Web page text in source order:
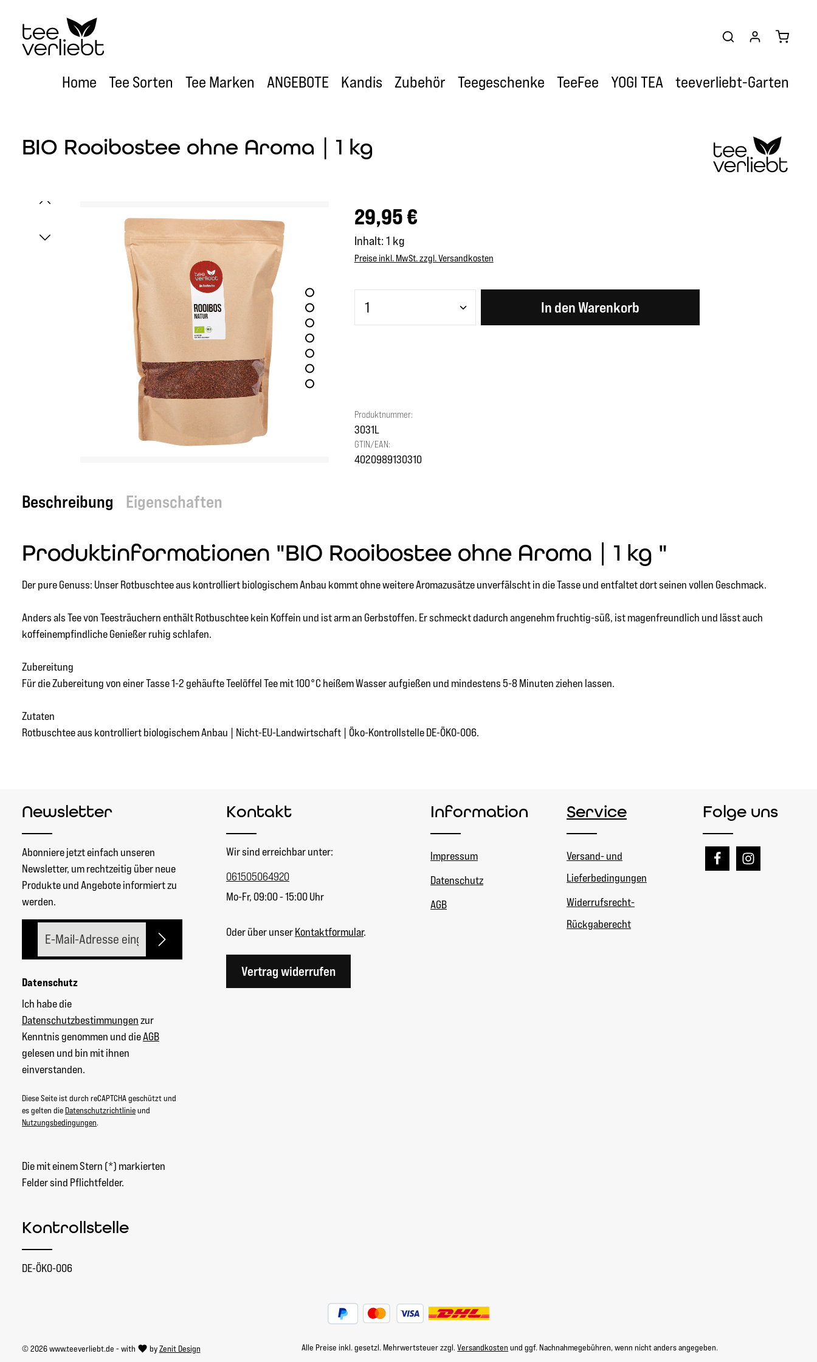
Hauptinhalt springen
Zur Hauptnavigation springen
Home Tee Sorten Tee Marken ANGEBOTE Kandis Zubehör Teegeschenke TeeFee YOGI TEA teeverliebt-Garten
BIO Rooibostee ohne Aroma | 1 kg
Regulärer Preis:
29,95 €
Inhalt: 1 kg
Preise inkl. MwSt. zzgl. Versandkosten
Produkt Anzahl: Gib den gewünschten Wert ein oder benutze die Schaltflächen
In den Warenkorb
Produktnummer:
3031L
GTIN/EAN:
4020989130310
Beschreibung Eigenschaften
Produktinformationen "BIO Rooibostee ohne Aroma | 1 kg "
Der pure Genuss: Unser Rotbuschtee aus kontrolliert biologischem Anbau kommt ohne weitere Aromazusätze unverfälscht in die Tasse und entfaltet dort seinen vollen Geschmack.
Anders als Tee von Teesträuchern enthält Rotbuschtee kein Koffein und ist arm an Gerbstoffen. Er schmeckt dadurch angenehm fruchtig-süß, ist magenfreundlich und lässt auch
koffeinempfindliche Genießer ruhig schlafen.
Zubereitung
Für die Zubereitung von einer Tasse 1-2 gehäufte Teelöffel Tee mit 100°C heißem Wasser aufgießen und mindestens 5-8 Minuten ziehen lassen.
Zutaten
Rotbuschtee aus kontrolliert biologischem Anbau | Nicht-EU-Landwirtschaft | Öko-Kontrollstelle DE-ÖKO-006.
Newsletter
Abonniere jetzt einfach unseren
Newsletter, um rechtzeitig über neue
Produkte und Angebote informiert zu
werden.
Datenschutz
Ich habe die
Datenschutzbestimmungenzur
Kenntnis genommen und dieAGB
gelesen und bin mit ihnen
einverstanden.
Diese Seite ist durch reCAPTCHA geschützt und
es gelten die Datenschutzrichtlinieund
Nutzungsbedingungen.
Die mit einem Stern (*) markierten
Felder sind Pflichtfelder.
Kontakt
Wir sind erreichbar unter:
061505064920
Mo-Fr, 09:00 - 15:00 Uhr
Oder über unserKontaktformular.
Vertrag widerrufen
Information
Impressum
Datenschutz
AGB
Service
Versand- und
Lieferbedingungen
Widerrufsrecht-
Rückgaberecht
Folge uns
Kontrollstelle
DE-ÖKO-006
© 2026 www.teeverliebt.de - with byZenit Design Alle Preise inkl. gesetzl. Mehrwertsteuer zzgl.Versandkosten und ggf. Nachnahmegebühren, wenn nicht anders angegeben.